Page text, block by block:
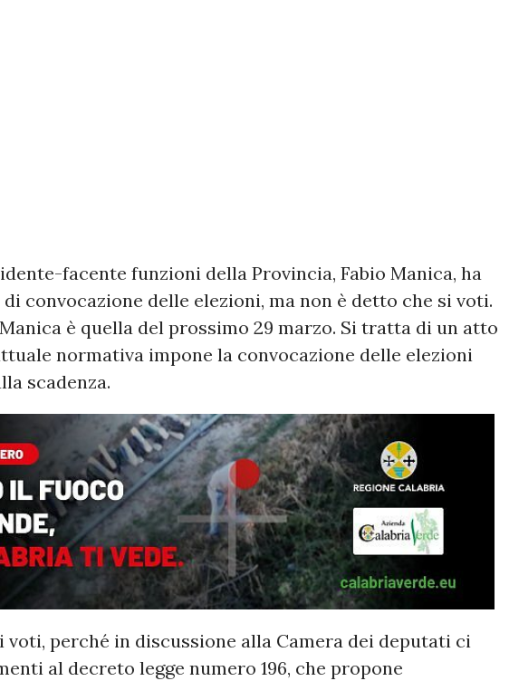
facente funzioni della Provincia, Fabio Manica, ha
convocazione delle elezioni, ma non è detto che si voti.
è quella del prossimo 29 marzo. Si tratta di un atto
normativa impone la convocazione delle elezioni
scadenza.
voti, perché in discussione alla Camera dei deputati ci
al decreto legge numero 196, che propone